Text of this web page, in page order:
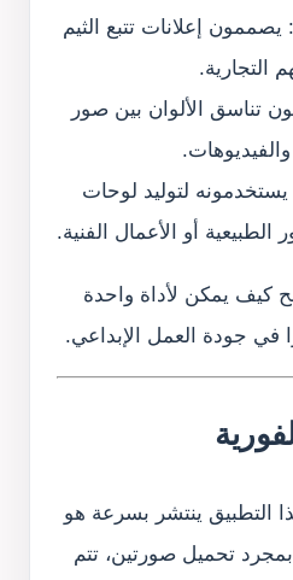
: يصممون إعلانات تتبع الثيم
التجارية.
تناسق الألوان بين صور
لتوليد لوحات
أو الأعمال الفنية.
كيف يمكن لأداة واحدة
في جودة العمل الإبداعي.
التطبيق ينتشر بسرعة هو
بمجرد تحميل صورتين، تتم